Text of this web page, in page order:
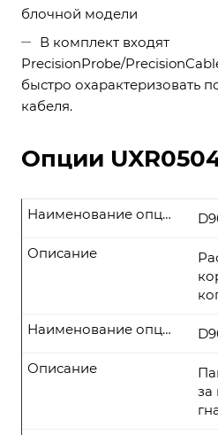
блочной модели
В комплект входят
PrecisionProbe/
быстро охарактеризовать
кабеля.
Опции
Наименование опции
Описание
Наименование опции
за
Описание